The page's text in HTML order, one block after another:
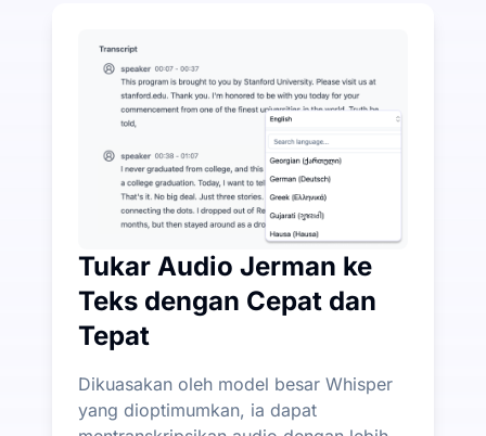
UniScribe menawarkan 120 minit transkripsi
Lebih Banyak Ciri AI Tersedia Selain Audio-ke-Teks
Secara automatik menjana ringkasan, peta
Tukar Audio Jerman ke
Teks dengan Cepat dan
Tepat
Dikuasakan oleh model besar Whisper
yang dioptimumkan, ia dapat